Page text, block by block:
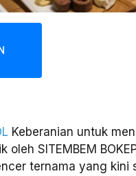
Keberanian untuk
SITEMBEM
ternama yang kini